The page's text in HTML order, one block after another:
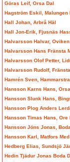
Göras Leif, Orsa Dal
Hagström Eskil, Malungen
Hall Johan, Arbrå Häl
Hall Jon-Erik, Fjusnäs
Halvarsson Halvar,
Halvarsson Hans Fränsta
Halvarsson Olof Petter,
Halvarsson Rudolf,
Hamrén Sven,
Hansson Karns Hans,
Hansson Slunk Hans,
Hansson Plog Anders
Hansson Timas Hans, Ore
Hansson Jöns Jonas,
Hansson Karl, Matfors Med
Hedberg Elias, Sundsjö
Hedin Tjädur Jonas Boda